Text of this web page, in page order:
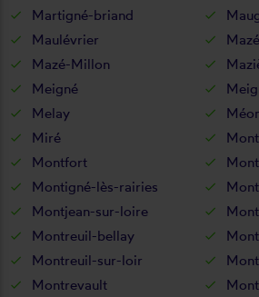
Martigné-briand
Maulévrier
Mazé
Mazé-Millon
Meigné
Melay
Miré
Montfort
Montigné-lès-rairies
Montjean-sur-loire
Montreuil-bellay
Montreuil-sur-loir
Montrevault